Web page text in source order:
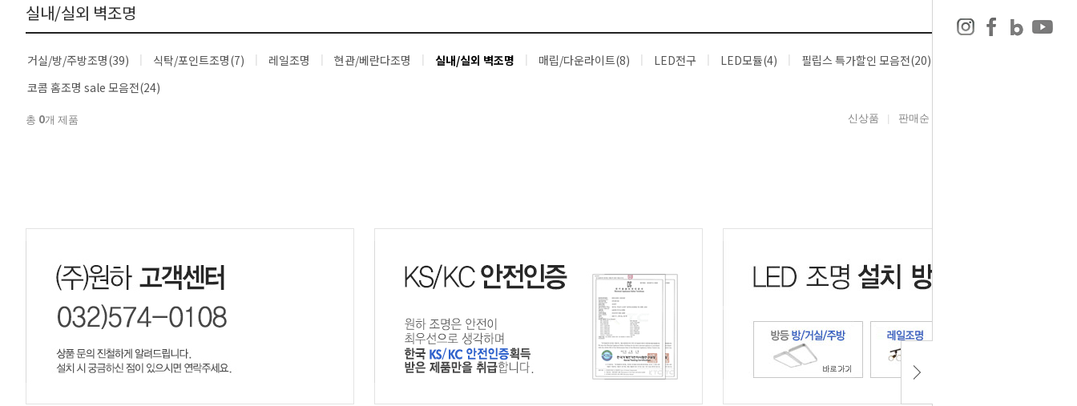
실내/실외 벽조명
거실/방/주방조명(39) 식탁/포인트조명(7) 레일조명 현관/베란다조명 실내/실외 벽조명 매립/다운라이트(8) LED전구 LED모듈(4)
필립스 특가할인 모음전(20)
코콤 홈조명 sale 모음전(24)
총 0개 제품 신상품 판매순